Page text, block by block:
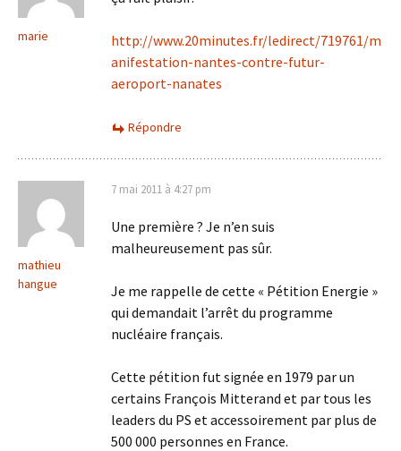
marie
http://www.20minutes.fr/ledirect/719761/m
anifestation-nantes-contre-futur-
aeroport-nanates
Répondre
mathieu
hangue
7 mai 2011 à 4:27 pm
Une première ? Je n’en suis
malheureusement pas sûr.
Je me rappelle de cette « Pétition Energie »
qui demandait l’arrêt du programme
nucléaire français.
Cette pétition fut signée en 1979 par un
certains François Mitterand et par tous les
leaders du PS et accessoirement par plus de
500 000 personnes en France.